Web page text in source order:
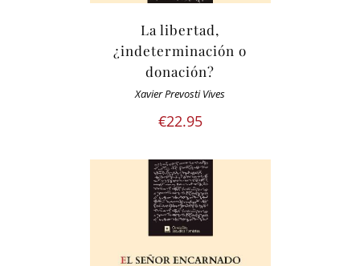
La libertad,
¿indeterminación o
donación?
Xavier Prevosti Vives
€22.95